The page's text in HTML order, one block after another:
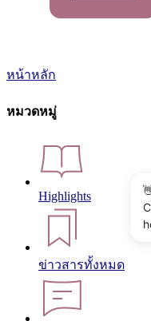
หน้าหลัก
หมวดหมู่
Highlights
ข่าวสารทั้งหมด